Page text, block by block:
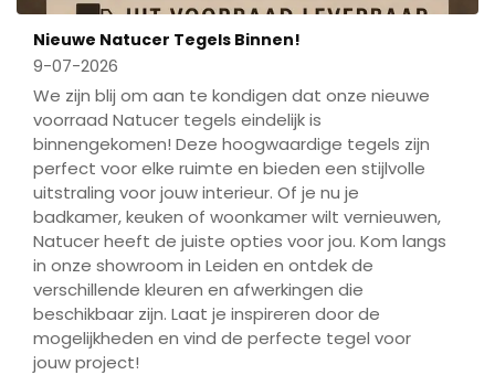
Nieuwe Natucer Tegels Binnen!
9-07-2026
We zijn blij om aan te kondigen dat onze nieuwe
voorraad Natucer tegels eindelijk is
binnengekomen! Deze hoogwaardige tegels zijn
perfect voor elke ruimte en bieden een stijlvolle
uitstraling voor jouw interieur. Of je nu je
badkamer, keuken of woonkamer wilt vernieuwen,
Natucer heeft de juiste opties voor jou. Kom langs
in onze showroom in Leiden en ontdek de
verschillende kleuren en afwerkingen die
beschikbaar zijn. Laat je inspireren door de
mogelijkheden en vind de perfecte tegel voor
jouw project!